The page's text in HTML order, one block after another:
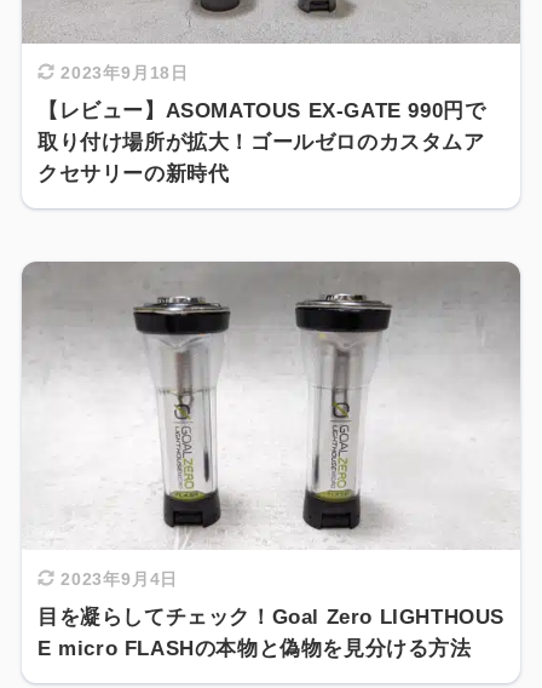
2023年9月18日
【レビュー】ASOMATOUS EX-GATE 990円で
取り付け場所が拡大！ゴールゼロのカスタムア
クセサリーの新時代
2023年9月4日
目を凝らしてチェック！Goal Zero LIGHTHOUS
E micro FLASHの本物と偽物を見分ける方法